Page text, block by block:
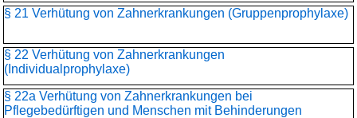
§ 21 Verhütung von Zahnerkrankungen (Gruppenprophylaxe)
§ 22 Verhütung von Zahnerkrankungen
(Individualprophylaxe)
§ 22a Verhütung von Zahnerkrankungen bei
Pflegebedürftigen und Menschen mit Behinderungen